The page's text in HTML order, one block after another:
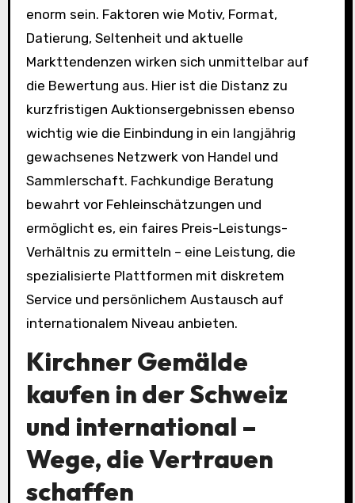
enorm sein. Faktoren wie Motiv, Format,
Datierung, Seltenheit und aktuelle
Markttendenzen wirken sich unmittelbar auf
die Bewertung aus. Hier ist die Distanz zu
kurzfristigen Auktionsergebnissen ebenso
wichtig wie die Einbindung in ein langjährig
gewachsenes Netzwerk von Handel und
Sammlerschaft. Fachkundige Beratung
bewahrt vor Fehleinschätzungen und
ermöglicht es, ein faires Preis-Leistungs-
Verhältnis zu ermitteln – eine Leistung, die
spezialisierte Plattformen mit diskretem
Service und persönlichem Austausch auf
internationalem Niveau anbieten.
Kirchner Gemälde
kaufen in der Schweiz
und international –
Wege, die Vertrauen
schaffen